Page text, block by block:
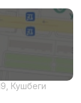
Кушбеги